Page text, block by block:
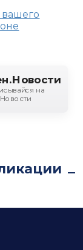
вашего
на